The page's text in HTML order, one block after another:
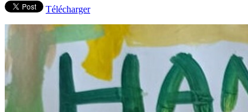
Télécharger